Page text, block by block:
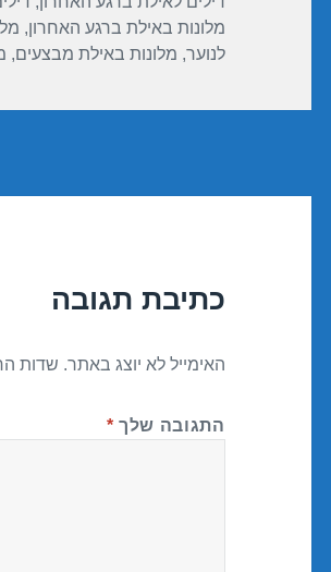
o
k
p
מלונות באילת ברגע האחרון,
לנוער, מלונות באילת מבצעים,
כתיבת תגובה
האימייל לא יוצג באתר. שדות
התגובה שלך *